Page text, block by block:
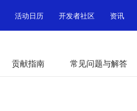
活动日历 开发者社区 资讯
贡献指南 常见问题与解答